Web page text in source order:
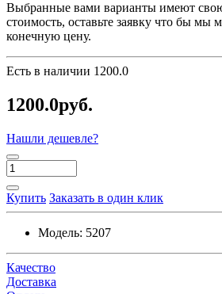
Выбранные вами варианты имеют
стоимость, оставьте заявку что бы мы
конечную цену.
Есть в наличии 1200.0
1200.0руб.
Нашли дешевле?
Купить Заказать в один клик
Модель: 5207
Качество
Доставка